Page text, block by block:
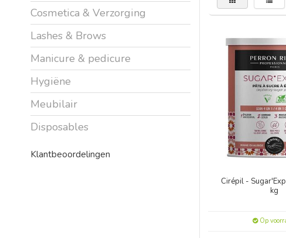
Cosmetica & Verzorging
Lashes & Brows
Manicure & pedicure
Hygiëne
Meubilair
Disposables
Klantbeoordelingen
Cirépil -
kg
Op